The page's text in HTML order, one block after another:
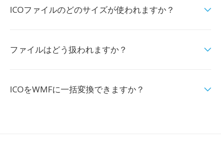
ICOファイルのどのサイズが使われますか？
ファイルはどう扱われますか？
ICOをWMFに一括変換できますか？